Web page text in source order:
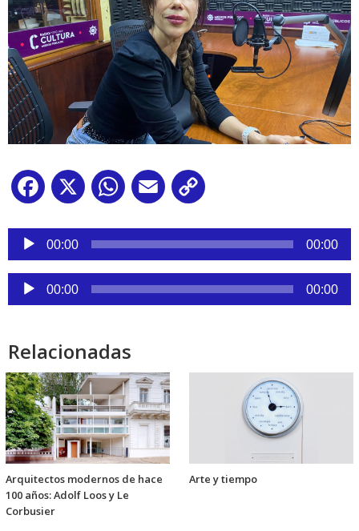
Facebook
X WhatsApp
Email
Reproductor
audio
00:00 00:00
Reproductor
de
00:00 00:00
Relacionadas
Arquitectos modernos de hace
100 años: Adolf Loos y Le
Corbusier
Arte y tiempo